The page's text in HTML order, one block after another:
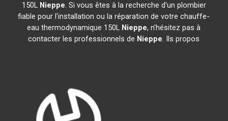
150L Nieppe. Si vous êtes à la recherche d'un plombier
fiable pour l'installation ou la réparation de votre chauffe-
eau thermodynamique 150L Nieppe, n'hésitez pas à
contacter les professionnels de Nieppe. Ils propos